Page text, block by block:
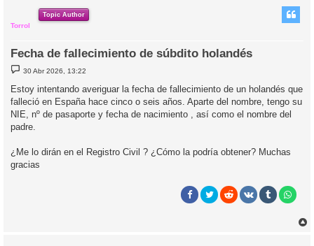
Topic Author
Torrol
Fecha de fallecimiento de súbdito holandés
M
e
s
a
j
e
30 Abr 2026, 13:22
Estoy intentando averiguar la fecha de fallecimiento de un holandés que
falleció en España hace cinco o seis años. Aparte del nombre, tengo su
NIE, nº de pasaporte y fecha de nacimiento , así como el nombre del
padre.
¿Me lo dirán en el Registro Civil ? ¿Cómo la podría obtener? Muchas
gracias